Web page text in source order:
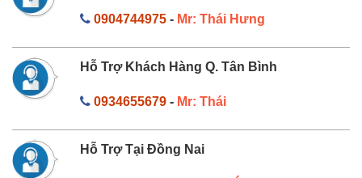
0904744975- Mr: Thái Hưng
Hỗ Trợ Khách Hàng Q. Tân Bình
0934655679- Mr: Thái
Hỗ Trợ Tại Đồng Nai